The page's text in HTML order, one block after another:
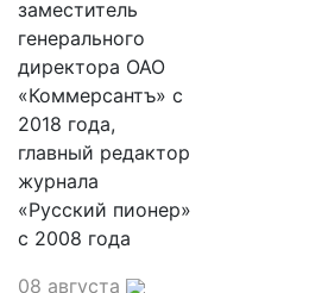
заместитель
генерального
директора ОАО
«Коммерсантъ» с
2018 года,
главный редактор
журнала
«Русский пионер»
с 2008 года
08 августа